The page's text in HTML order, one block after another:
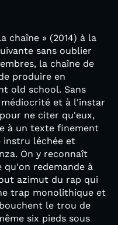
chaîne » (2014) à la
sans oublier
la chaîne de
produire en
old school. Sans
et à l'instar
ne citer qu'eux,
à un texte finement
instru léchée et
On y reconnaît
redemande à
azimut du rap qui
trap monolithique et
le trou de
six pieds sous